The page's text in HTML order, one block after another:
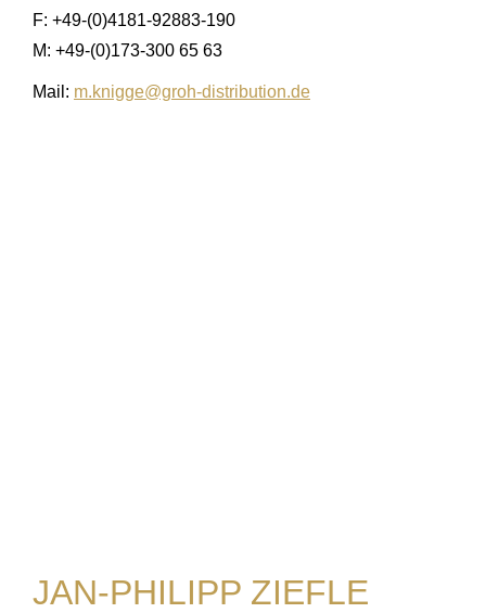
F: +49-(0)4181-92883-190
M: +49-(0)173-300 65 63
Mail: m.knigge@groh-distribution.de
JAN-PHILIPP ZIEFLE